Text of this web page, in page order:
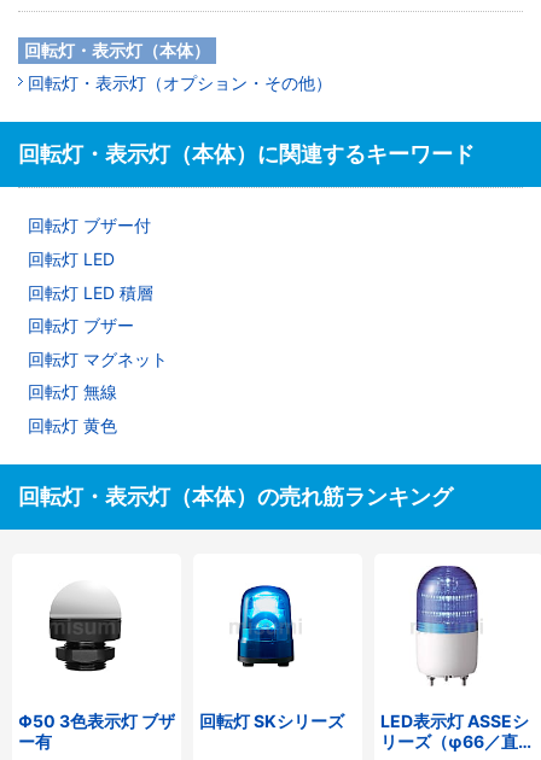
回転灯・表示灯（本体）
回転灯・表示灯（オプション・その他）
回転灯・表示灯（本体）に関連するキーワード
回転灯 ブザー付
回転灯 LED
回転灯 LED 積層
回転灯 ブザー
回転灯 マグネット
回転灯 無線
回転灯 黄色
回転灯・表示灯（本体）の売れ筋ランキング
Φ50 3色表示灯 ブザ
ー有
回転灯 SKシリーズ
LED表示灯 ASSEシ
リーズ（φ66／直付